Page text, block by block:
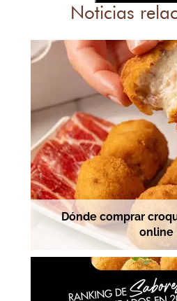
Noticias
Dónde comprar
online